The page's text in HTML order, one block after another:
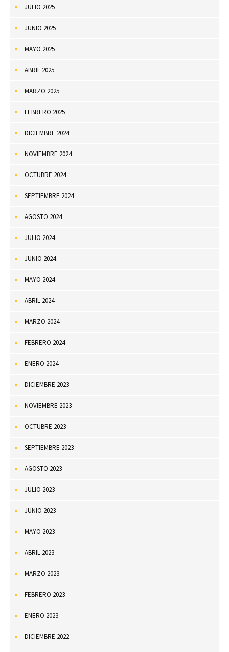
JULIO 2025
JUNIO 2025
MAYO 2025
ABRIL 2025
MARZO 2025
FEBRERO 2025
DICIEMBRE 2024
NOVIEMBRE 2024
OCTUBRE 2024
SEPTIEMBRE 2024
AGOSTO 2024
JULIO 2024
JUNIO 2024
MAYO 2024
ABRIL 2024
MARZO 2024
FEBRERO 2024
ENERO 2024
DICIEMBRE 2023
NOVIEMBRE 2023
OCTUBRE 2023
SEPTIEMBRE 2023
AGOSTO 2023
JULIO 2023
JUNIO 2023
MAYO 2023
ABRIL 2023
MARZO 2023
FEBRERO 2023
ENERO 2023
DICIEMBRE 2022